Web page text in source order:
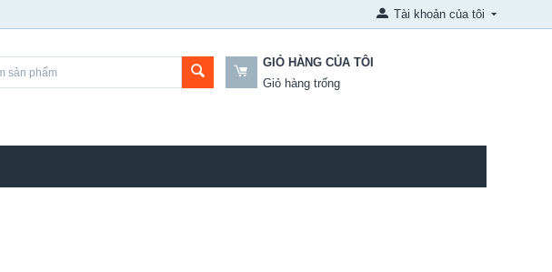
Tài khoản của tôi
GIỎ HÀNG CỦA TÔI
Giỏ hàng trống